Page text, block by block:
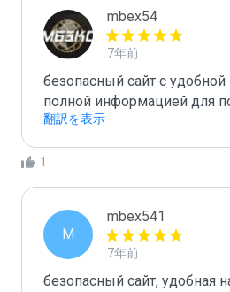
mbex54
7年前
безопасный сайт с
полной информацией для
翻訳を表示
1
M
mbex541
7年前
безопасный сайт, удобная